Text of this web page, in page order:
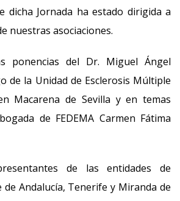
dicha Jornada ha estado dirigida a
nuestras asociaciones.
ponencias del Dr. Miguel Ángel
de la Unidad de Esclerosis Múltiple
Macarena de Sevilla y en temas
de FEDEMA Carmen Fátima
de las entidades de
de Andalucía, Tenerife y Miranda de